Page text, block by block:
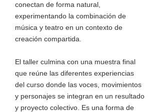
conectan de forma natural,
experimentando la combinación de
música y teatro en un contexto de
creación compartida.
El taller culmina con una muestra final
que reúne las diferentes experiencias
del curso donde las voces, movimientos
y personajes se integran en un resultado
y proyecto colectivo. Es una forma de